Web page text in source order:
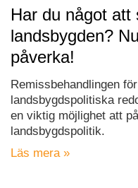
Har du något att
landsbygden?
påverka!
Remissbehandlingen
landsbygdspolitiska
en viktig möjlighet att
landsbygdspolitik.
Läs mera »